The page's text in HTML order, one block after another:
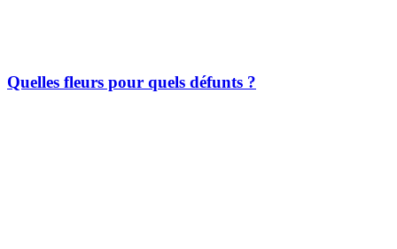
Quelles fleurs pour quels défunts ?